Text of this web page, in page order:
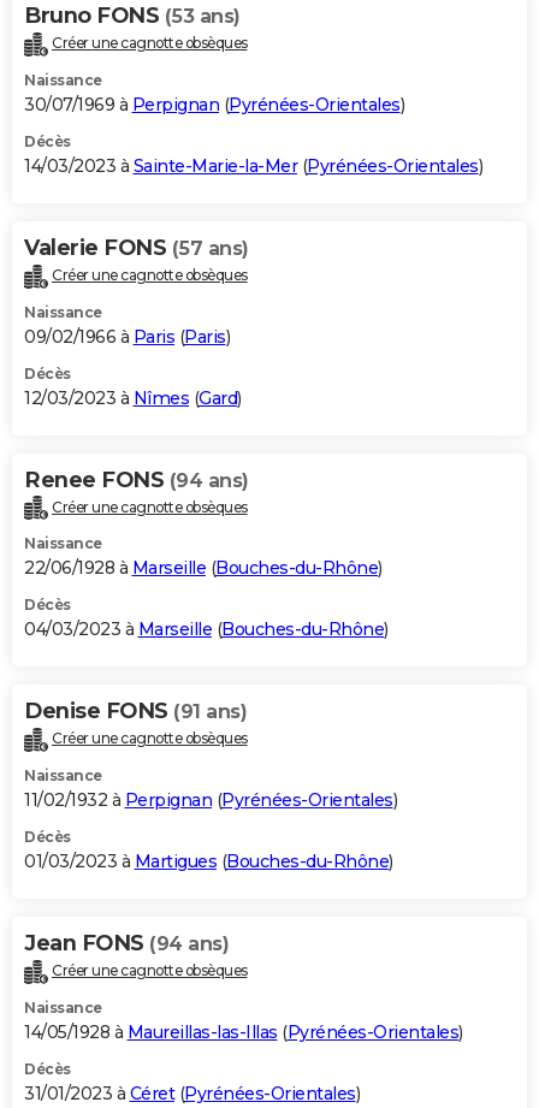
Bruno FONS (53 ans)
Créer une cagnotte obsèques
Naissance
30/07/1969 à Perpignan (Pyrénées-Orientales)
Décès
14/03/2023 à Sainte-Marie-la-Mer(Pyrénées-Orientales)
Valerie FONS (57 ans)
Créer une cagnotte obsèques
Naissance
09/02/1966 à Paris (Paris)
Décès
12/03/2023 à Nîmes (Gard)
Renee FONS (94 ans)
Créer une cagnotte obsèques
Naissance
22/06/1928 à Marseille (Bouches-du-Rhône)
Décès
04/03/2023 à Marseille (Bouches-du-Rhône)
Denise FONS (91 ans)
Créer une cagnotte obsèques
Naissance
11/02/1932 à Perpignan (Pyrénées-Orientales)
Décès
01/03/2023 à Martigues (Bouches-du-Rhône)
Jean FONS (94 ans)
Créer une cagnotte obsèques
Naissance
14/05/1928 à Maureillas-las-Illas (Pyrénées-Orientales)
Décès
31/01/2023 à Céret(Pyrénées-Orientales)